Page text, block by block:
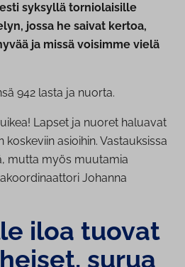
syksyllä torniolaisille
jossa he saivat kertoa,
ja missä voisimme vielä
942 lasta ja nuorta.
Lapset ja nuoret haluavat
asioihin. Vastauksissa
mutta myös muutamia
Johanna
iloa tuovat
surua